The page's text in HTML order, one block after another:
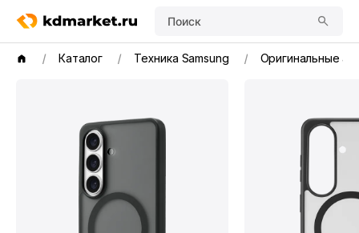
Поиск
Каталог Техника Samsung Оригинальные